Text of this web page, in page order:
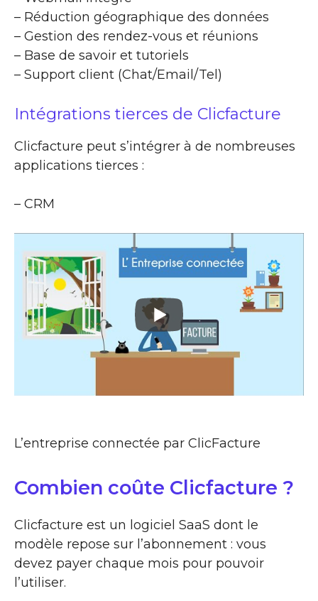
– Réduction géographique des données
– Gestion des rendez-vous et réunions
– Base de savoir et tutoriels
– Support client (Chat/Email/Tel)
Intégrations tierces de Clicfacture
Clicfacture peut s’intégrer à de nombreuses
applications tierces :
– CRM
L’entreprise connectée par ClicFacture
Combien coûte Clicfacture ?
Clicfacture est un logiciel SaaS dont le
modèle repose sur l’abonnement : vous
devez payer chaque mois pour pouvoir
l’utiliser.